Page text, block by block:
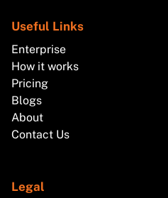
Useful Links
Enterprise
How it works
Pricing
Blogs
About
Contact Us
Legal